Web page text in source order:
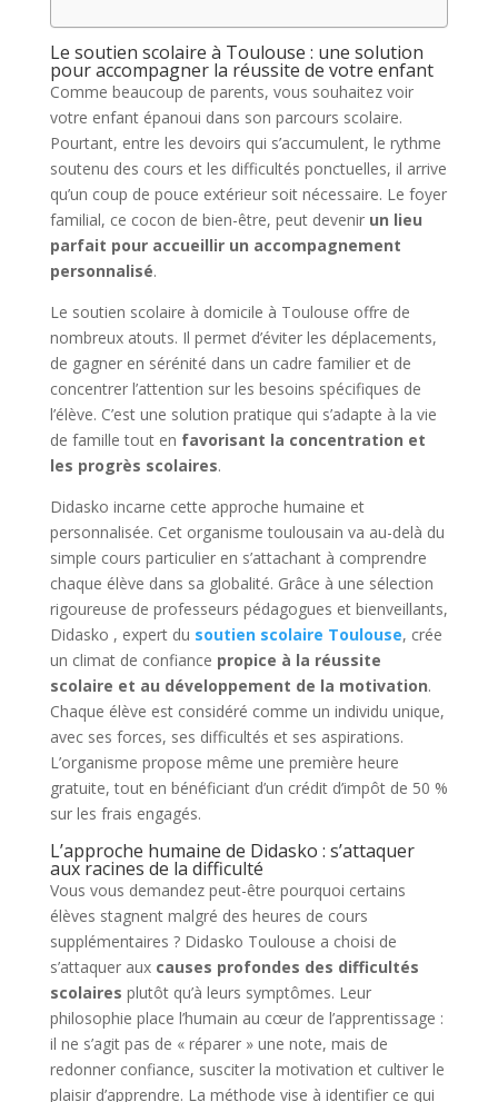
Le soutien scolaire à Toulouse : une solution
pour accompagner la réussite de votre enfant
Comme beaucoup de parents, vous souhaitez voir
votre enfant épanoui dans son parcours scolaire.
Pourtant, entre les devoirs qui s’accumulent, le rythme
soutenu des cours et les difficultés ponctuelles, il arrive
qu’un coup de pouce extérieur soit nécessaire. Le foyer
familial, ce cocon de bien-être, peut devenir un lieu
parfait pour accueillir un accompagnement
personnalisé.
Le soutien scolaire à domicile à Toulouse offre de
nombreux atouts. Il permet d’éviter les déplacements,
de gagner en sérénité dans un cadre familier et de
concentrer l’attention sur les besoins spécifiques de
l’élève. C’est une solution pratique qui s’adapte à la vie
de famille tout en favorisant la concentration et
les progrès scolaires.
Didasko incarne cette approche humaine et
personnalisée. Cet organisme toulousain va au-delà du
simple cours particulier en s’attachant à comprendre
chaque élève dans sa globalité. Grâce à une sélection
rigoureuse de professeurs pédagogues et bienveillants,
Didasko , expert du soutien scolaire Toulouse, crée
un climat de confiance propice à la réussite
scolaire et au développement de la motivation.
Chaque élève est considéré comme un individu unique,
avec ses forces, ses difficultés et ses aspirations.
L’organisme propose même une première heure
gratuite, tout en bénéficiant d’un crédit d’impôt de 50 %
sur les frais engagés.
L’approche humaine de Didasko : s’attaquer
aux racines de la difficulté
Vous vous demandez peut-être pourquoi certains
élèves stagnent malgré des heures de cours
supplémentaires ? Didasko Toulouse a choisi de
s’attaquer aux causes profondes des difficultés
scolaires plutôt qu’à leurs symptômes. Leur
philosophie place l’humain au cœur de l’apprentissage :
il ne s’agit pas de « réparer » une note, mais de
redonner confiance, susciter la motivation et cultiver le
plaisir d’apprendre. La méthode vise à identifier ce qui